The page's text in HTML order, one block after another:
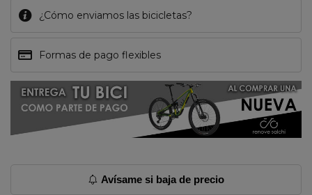
¿Cómo enviamos las bicicletas?
Formas de pago flexibles
Avísame si baja de precio